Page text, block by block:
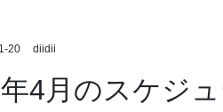
20 diidii
年4月のスケジ